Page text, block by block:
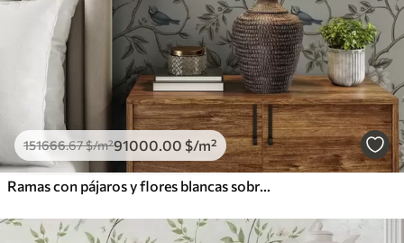
151666.67$/m²91000.00 $/m²
Ramas con pájaros y flores blancas sobre un fondo delicado